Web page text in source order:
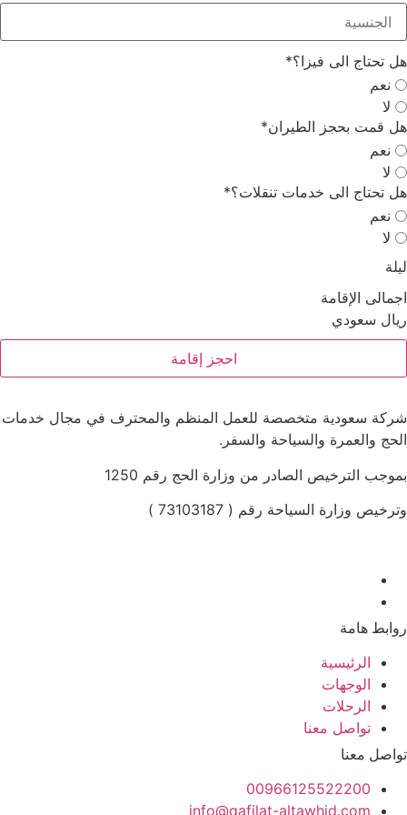
تحتاج الى فيزا؟*
نعم
لا
قمت بحجز الطيران*
نعم
لا
تحتاج الى خدمات تنقلات؟*
نعم
لا
الإقامة
سعودي
احجز إقامة
سعودية متخصصة للعمل المنظم والمحترف في مجال خدمات
والعمرة والسياحة والسفر.
الترخيص الصادر من وزارة الحج رقم 1250
وزارة السياحة رقم ( 73103187 )
هامة
الرئيسية
الوجهات
الرحلات
تواصل معنا
معنا
00966125522200
info@qafilat-altawhid.com